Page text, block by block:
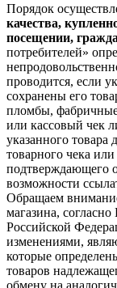
Порядок
качества,
посещении,
потребителей»
проводится, если
сохранены его
пломбы,
или кассовый чек
указанного товара
товарного чека
подтверждающего
возможности
Обращаем
магазина,
Российской
изменениями,
которые
товаров
обмену на